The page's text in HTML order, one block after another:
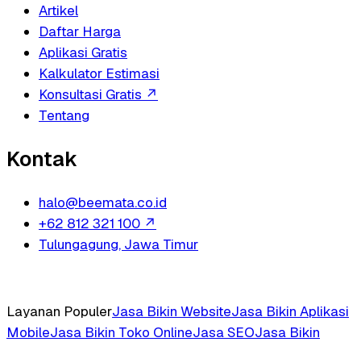
Artikel
Daftar Harga
Aplikasi Gratis
Kalkulator Estimasi
Konsultasi Gratis ↗
Tentang
Kontak
halo@beemata.co.id
+62 812 321 100 ↗
Tulungagung, Jawa Timur
Layanan PopulerJasa Bikin WebsiteJasa Bikin Aplikasi
MobileJasa Bikin Toko OnlineJasa SEOJasa Bikin